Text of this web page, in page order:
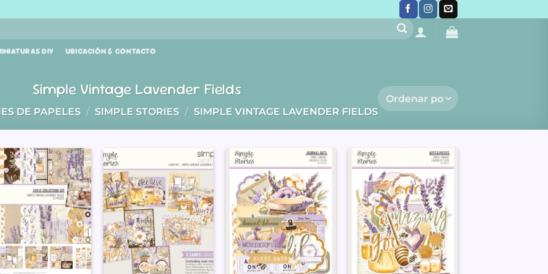
DIY UBICACIÓN & CONTACTO
Simple Vintage Lavender Fields
DE PAPELES / SIMPLE STORIES / SIMPLE VINTAGE LAVENDER FIELDS